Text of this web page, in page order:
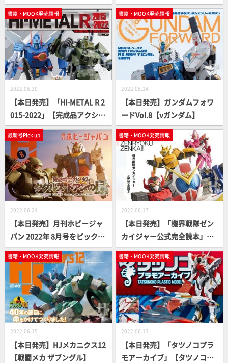
ップ！
書籍・MOOK発売情報
2022.06.30
【本日発売】「HI-METAL R 2
015-2022」【完成品アクショ
ンフィギュア】
書籍・MOOK発売情報
2022.06.24
【本日発売】ガンダムフォワ
ードVol.8【νガンダム】
最新号Pick up
2022.06.24
【本日発売】月刊ホビージャ
パン 2022年 8月号をピックア
ップ！
書籍・MOOK発売情報
2022.06.17
【本日発売】「機界戦隊ゼン
カイジャー公式完全読本」
【スーパー戦隊】
書籍・MOOK発売情報
2022.06.15
【本日発売】HJメカニクス12
【戦闘メカ ザブングル】
書籍・MOOK発売情報
2022.06.13
【本日発売】「タツノコプラ
モアーカイブ」【タツノコプ